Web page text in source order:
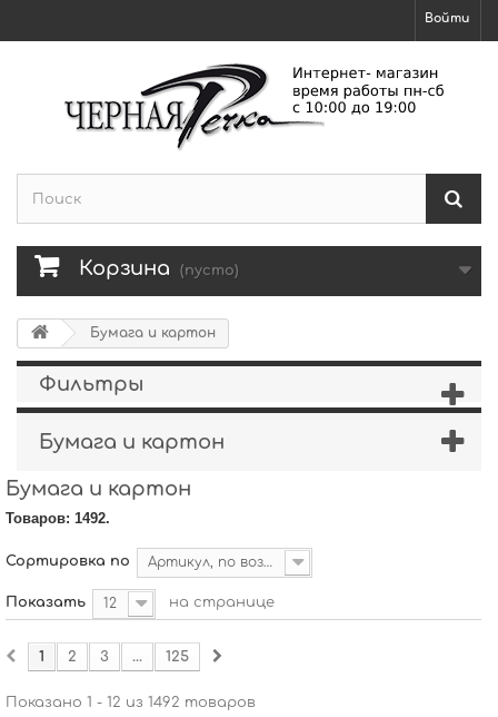
Войти
Корзина (пусто)
Бумага и картон
Фильтры
Бумага и картон
Бумага и картон
Товаров: 1492.
Сортировка по Артикул, по возрастанию
Показать 12 на странице
1 2 3 ... 125
Показано 1 - 12 из 1492 товаров